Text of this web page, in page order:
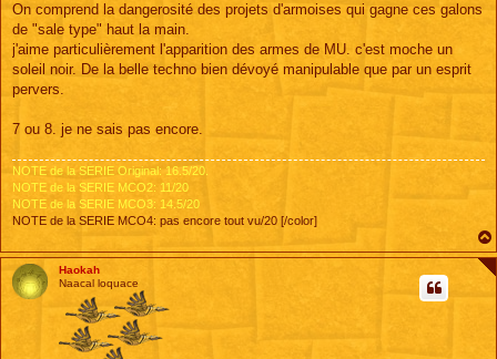
On comprend la dangerosité des projets d'armoises qui gagne ces galons
de "sale type" haut la main.
j'aime particulièrement l'apparition des armes de MU. c'est moche un
soleil noir. De la belle techno bien dévoyé manipulable que par un esprit
pervers.
7 ou 8. je ne sais pas encore.
NOTE de la SERIE Original: 16.5/20.
NOTE de la SERIE MCO2: 11/20
NOTE de la SERIE MCO3: 14.5/20
NOTE de la SERIE MCO4: pas encore tout vu/20 [/color]
Haokah
Naacal loquace